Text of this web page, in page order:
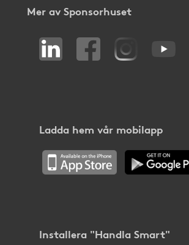
Mer av Sponsorhuset
Ladda hem vår mobilapp
Installera "Handla Smart"